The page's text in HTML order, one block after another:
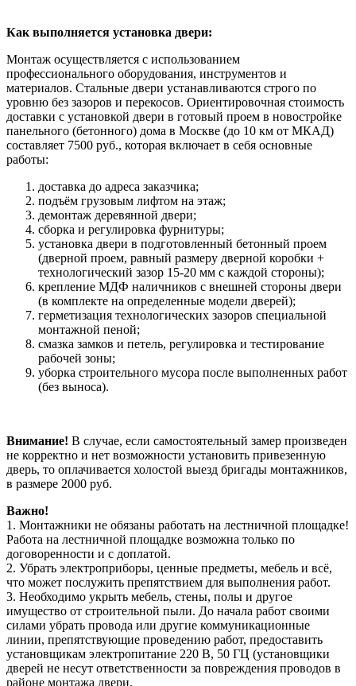
Как выполняется установка двери:
Монтаж осуществляется с использованием
профессионального оборудования, инструментов и
материалов. Стальные двери устанавливаются строго по
уровню без зазоров и перекосов. Ориентировочная стоимость
доставки с установкой двери в готовый проем в новостройке
панельного (бетонного) дома в Москве (до 10 км от МКАД)
составляет 7500 руб., которая включает в себя основные
работы:
доставка до адреса заказчика;
подъём грузовым лифтом на этаж;
демонтаж деревянной двери;
сборка и регулировка фурнитуры;
установка двери в подготовленный бетонный проем
(дверной проем, равный размеру дверной коробки +
технологический зазор 15-20 мм с каждой стороны);
крепление МДФ наличников с внешней стороны двери
(в комплекте на определенные модели дверей);
герметизация технологических зазоров специальной
монтажной пеной;
смазка замков и петель, регулировка и тестирование
рабочей зоны;
уборка строительного мусора после выполненных работ
(без выноса).
Внимание! В случае, если самостоятельный замер произведен
не корректно и нет возможности установить привезенную
дверь, то оплачивается холостой выезд бригады монтажников,
в размере 2000 руб.
Важно!
1. Монтажники не обязаны работать на лестничной площадке!
Работа на лестничной площадке возможна только по
договоренности и с доплатой.
2. Убрать электроприборы, ценные предметы, мебель и всё,
что может послужить препятствием для выполнения работ.
3. Необходимо укрыть мебель, стены, полы и другое
имущество от строительной пыли. До начала работ своими
силами убрать провода или другие коммуникационные
линии, препятствующие проведению работ, предоставить
установщикам электропитание 220 В, 50 ГЦ (установщики
дверей не несут ответственности за повреждения проводов в
районе монтажа двери.